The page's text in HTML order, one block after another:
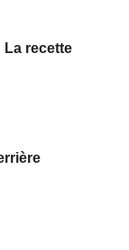
La recette